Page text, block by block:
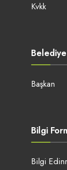
Kvkk
Belediye
Başkan
Bilgi
Bilgi